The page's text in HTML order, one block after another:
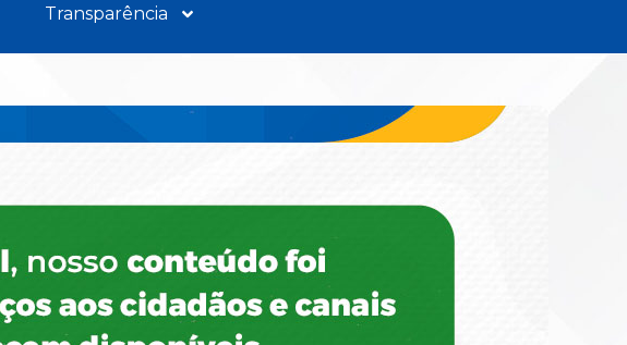
Transparência